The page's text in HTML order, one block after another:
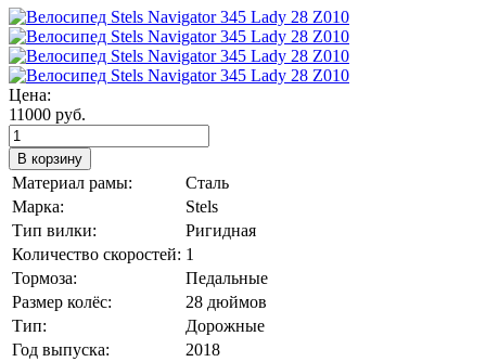
Цена:
11000 руб.
Материал рамы:
Сталь
Марка:
Stels
Тип вилки:
Ригидная
Количество скоростей: 1
Тормоза:
Педальные
Размер колёс:
28 дюймов
Тип:
Дорожные
Год выпуска:
2018